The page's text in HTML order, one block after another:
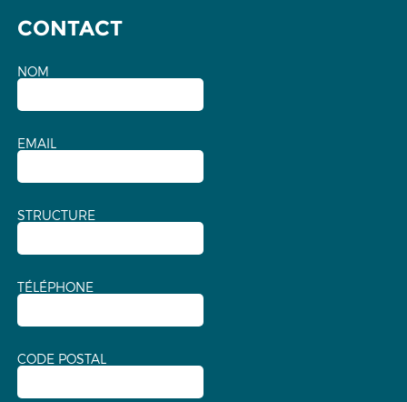
CONTACT
NOM
EMAIL
STRUCTURE
TÉLÉPHONE
CODE POSTAL